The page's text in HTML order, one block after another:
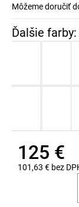
Môžeme doručiť
125 €
101,63 € bez